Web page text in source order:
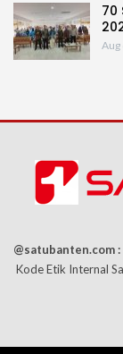
70
Aug
@satubanten.com :
Kode Etik Internal